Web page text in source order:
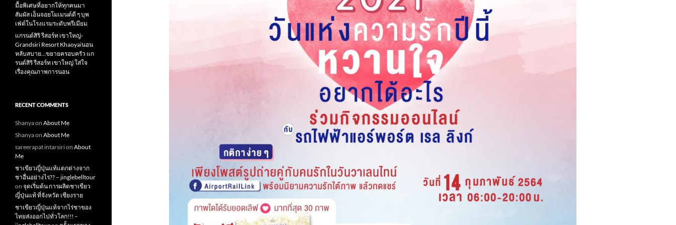
มื้อพิเศษที่อยากให้ทุกคนมา
สัมผัส เอ็นจอยโมเมนต์ดี ๆ บุพ
เฟ่ต์ในโรงแรมระดับพรีเมียม
แกรนด์สิริ​ รีสอร์ท​ เขาใหญ่​-
Grandsiri​ Resort​ Khaoyaiนอน
หลับสบาย…ขยายครอบครัว แก
รนด์สิริ รีสอร์ท เขาใหญ่ ใส่ใจ
เรื่องคุณภาพการนอน
RECENT COMMENTS
Shanyaon About Me
Shanyaon About Me
sareerapat intarsirion About
Me
ชาเขียวญี่ปุ่นแท้แตกต่างจาก
ชาอื่นอย่างไร?? – jinglebelltour
on จุดเริ่มต้น การผลิตชาเขียว
ญี่ปุ่นแท้ ที่จังหวัด เชียงราย
ชาเขียวญี่ปุ่นแท้จากไร่ชาของ
ไทยส่งออกไปทั่วโลก!!! –